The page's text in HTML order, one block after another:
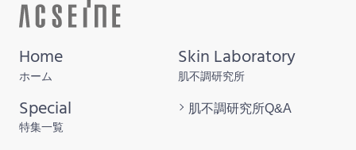
Home
ホーム
Special
特集一覧
Skin Laboratory
肌不調研究所
肌不調研究所Q&A